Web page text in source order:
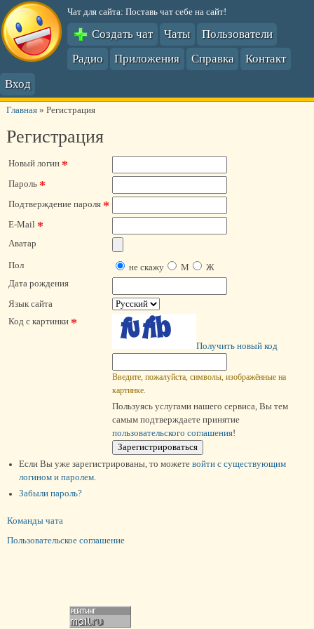
Чат для сайта: Поставь чат себе на сайт!
Создать чат Чаты
Пользователи
Радио
Приложения Справка
Контакт
Вход
Главная» Регистрация
Регистрация
Новый логин *
Пароль *
Подтверждение пароля *
E-Mail *
Аватар
Пол не скажу М
Ж
Дата рождения
Язык сайта
Код с картинки *
Получить новый код
Введите, пожалуйста, символы, изображённые на
картинке.
Пользуясь услугами нашего сервиса, Вы тем
самым подтверждаете принятие
пользовательского соглашения!
Если Вы уже зарегистрированы, то можете войти c существующим
логином и паролем.
Забыли пароль?
Команды чата
Пользовательское соглашение